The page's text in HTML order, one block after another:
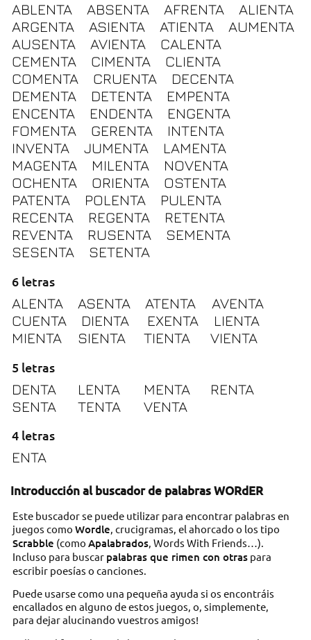
ABLENTA ABSENTA AFRENTA
ALIENTA
ARGENTA
ASIENTA ATIENTA
AUMENTA
AUSENTA
AVIENTA
CALENTA
CEMENTA
CIMENTA
CLIENTA
COMENTA
CRUENTA
DECENTA
DEMENTA
DETENTA
EMPENTA
ENCENTA
ENDENTA
ENGENTA
FOMENTA
GERENTA
INTENTA
INVENTA
JUMENTA
LAMENTA
MAGENTA
MILENTA
NOVENTA
OCHENTA
ORIENTA
OSTENTA
PATENTA
POLENTA
PULENTA
RECENTA
REGENTA
RETENTA
REVENTA
RUSENTA
SEMENTA
SESENTA
SETENTA
6 letras
ALENTA ASENTA ATENTA
AVENTA
CUENTA
DIENTA EXENTA
LIENTA
MIENTA
SIENTA TIENTA VIENTA
5 letras
DENTA LENTA MENTA
RENTA
SENTA
TENTA VENTA
4 letras
ENTA
Introducción al buscador de palabras WORdER
Este buscador se puede utilizar para encontrar palabras en
juegos como Wordle , crucigramas, el ahorcado o los tipo
Scrabble (como Apalabrados, Words With Friends…).
Incluso para buscar palabras que rimen con otraspara
escribir poesías o canciones.
Puede usarse como una pequeña ayuda si os encontráis
encallados en alguno de estos juegos, o, simplemente,
para dejar alucinando vuestros amigos!